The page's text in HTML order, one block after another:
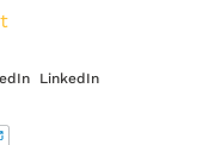
LinkedIn